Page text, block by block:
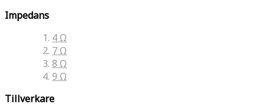
Impedans
4 Ω
7 Ω
8 Ω
9 Ω
Tillverkare